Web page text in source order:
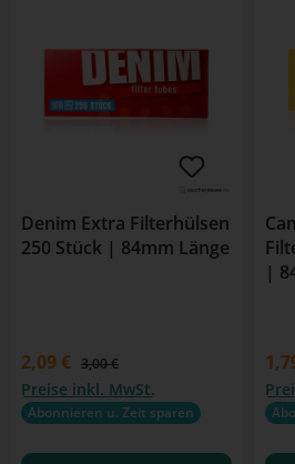
Denim Extra Filterhülsen
250 Stück | 84mm Länge
Verkaufspreis:
2,09 € Regulärer Preis:
3,00 €
Preise inkl. MwSt.
Abonnieren u. Zeit sparen
|